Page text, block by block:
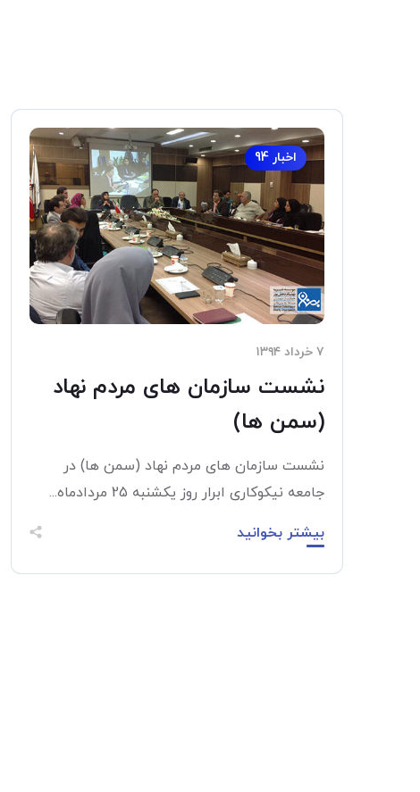
اخبار 94
۷ خرداد ۱۳۹۴
نشست سازمان های مردم نهاد
(سمن ها)
نشست سازمان های مردم نهاد (سمن ها) در
جامعه نیکوکاری ابرار روز یکشنبه 25 مردادماه...
بیشتر بخوانید